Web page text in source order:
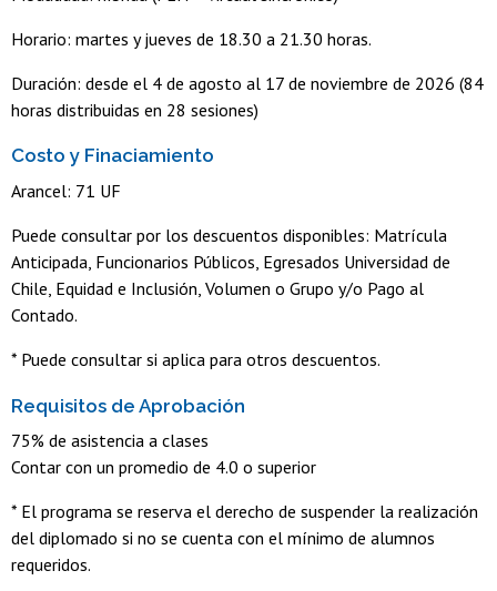
Horario: martes y jueves de 18.30 a 21.30 horas.
Duración: desde el 4 de agosto al 17 de noviembre de 2026 (84
horas distribuidas en 28 sesiones)
Costo y Finaciamiento
Arancel: 71 UF
Puede consultar por los descuentos disponibles: Matrícula
Anticipada, Funcionarios Públicos, Egresados Universidad de
Chile, Equidad e Inclusión, Volumen o Grupo y/o Pago al
Contado.
* Puede consultar si aplica para otros descuentos.
Requisitos de Aprobación
75% de asistencia a clases
Contar con un promedio de 4.0 o superior
* El programa se reserva el derecho de suspender la realización
del diplomado si no se cuenta con el mínimo de alumnos
requeridos.